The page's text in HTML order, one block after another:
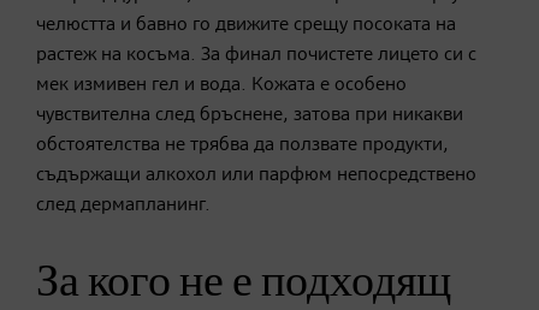
челюстта и бавно го движите срещу посоката на
растеж на косъма. За финал почистете лицето си с
мек измивен гел и вода. Кожата е особено
чувствителна след бръснене, затова при никакви
обстоятелства не трябва да ползвате продукти,
съдържащи алкохол или парфюм непосредствено
след дермапланинг.
За кого не е подходящ